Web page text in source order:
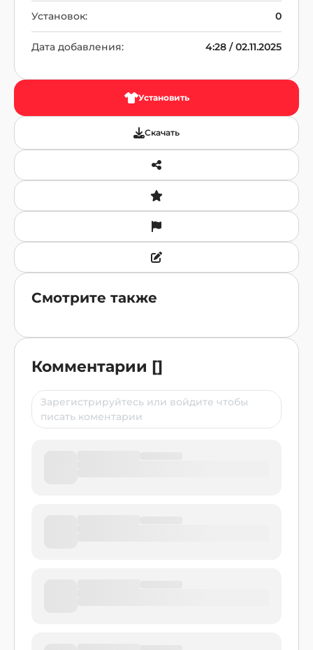
Установок: 0
Дата добавления: 4:28 / 02.11.2025
Установить
Скачать
Смотрите также
Комментарии []